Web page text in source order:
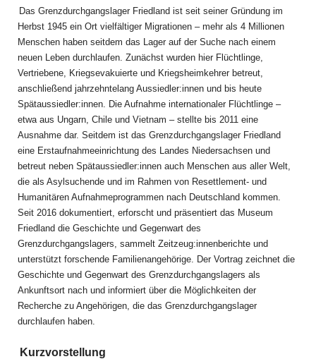
Das Grenzdurchgangslager Friedland ist seit seiner Gründung im
Herbst 1945 ein Ort vielfältiger Migrationen – mehr als 4 Millionen
Menschen haben seitdem das Lager auf der Suche nach einem
neuen Leben durchlaufen. Zunächst wurden hier Flüchtlinge,
Vertriebene, Kriegsevakuierte und Kriegsheimkehrer betreut,
anschließend jahrzehntelang Aussiedler:innen und bis heute
Spätaussiedler:innen. Die Aufnahme internationaler Flüchtlinge –
etwa aus Ungarn, Chile und Vietnam – stellte bis 2011 eine
Ausnahme dar. Seitdem ist das Grenzdurchgangslager Friedland
eine Erstaufnahmeeinrichtung des Landes Niedersachsen und
betreut neben Spätaussiedler:innen auch Menschen aus aller Welt,
die als Asylsuchende und im Rahmen von Resettlement- und
Humanitären Aufnahmeprogrammen nach Deutschland kommen.
Seit 2016 dokumentiert, erforscht und präsentiert das Museum
Friedland die Geschichte und Gegenwart des
Grenzdurchgangslagers, sammelt Zeitzeug:innenberichte und
unterstützt forschende Familienangehörige. Der Vortrag zeichnet die
Geschichte und Gegenwart des Grenzdurchgangslagers als
Ankunftsort nach und informiert über die Möglichkeiten der
Recherche zu Angehörigen, die das Grenzdurchgangslager
durchlaufen haben.
Kurzvorstellung